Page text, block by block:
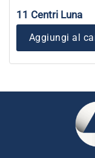
11 Centri Luna
Aggiungi al